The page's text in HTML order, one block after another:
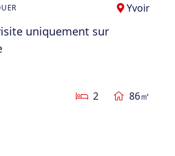
Yvoir
uniquement sur
2 86㎡